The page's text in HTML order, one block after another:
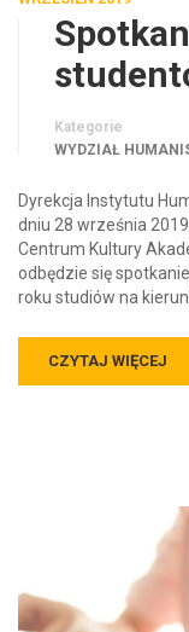
Kategorie
WYDZIAŁ
Dyrekcja Instytutu
dniu 28 września
Centrum Kultury
odbędzie się
roku studiów na
CZYTAJ WIĘCEJ